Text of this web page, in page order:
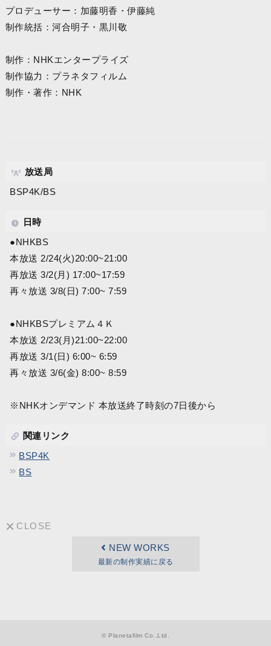
プロデューサー：加藤明香・伊藤純
制作統括：河合明子・黒川敬
制作：NHKエンタープライズ
制作協力：プラネタフィルム
制作・著作：NHK
放送局
BSP4K/BS
日時
●NHKBS
本放送 2/24(火)20:00~21:00
再放送 3/2(月) 17:00~17:59
再々放送 3/8(日) 7:00~ 7:59
●NHKBSプレミアム４Ｋ
本放送 2/23(月)21:00~22:00
再放送 3/1(日) 6:00~ 6:59
再々放送 3/6(金) 8:00~ 8:59
※NHKオンデマンド 本放送終了時刻の7日後から
関連リンク
BSP4K
BS
CLOSE
NEW WORKS
最新の制作実績に戻る
© Planetafilm Co.,Ltd.